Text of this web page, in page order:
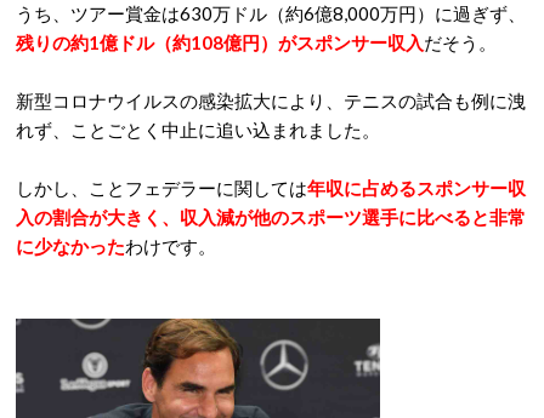
うち、ツアー賞金は630万ドル（約6億8,000万円）に過ぎず、
残りの約1億ドル（約108億円）がスポンサー収入だそう。
新型コロナウイルスの感染拡大により、テニスの試合も例に洩
れず、ことごとく中止に追い込まれました。
しかし、ことフェデラーに関しては年収に占めるスポンサー収
入の割合が大きく、収入減が他のスポーツ選手に比べると非常
に少なかったわけです。